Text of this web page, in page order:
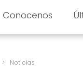
Conocenos
> Noticias